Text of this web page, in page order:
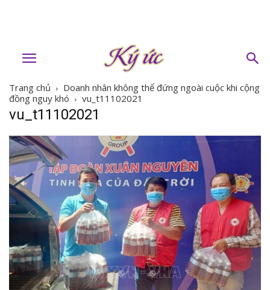
Trang chủ
Doanh nhân không thể đứng ngoài cuộc khi cộng
đồng nguy khó
vu_t11102021
vu_t11102021